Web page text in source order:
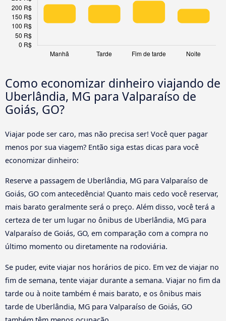
Como economizar dinheiro viajando de
Uberlândia, MG para Valparaíso de
Goiás, GO?
Viajar pode ser caro, mas não precisa ser! Você quer pagar
menos por sua viagem? Então siga estas dicas para você
economizar dinheiro:
Reserve a passagem de Uberlândia, MG para Valparaíso de
Goiás, GO com antecedência! Quanto mais cedo você reservar,
mais barato geralmente será o preço. Além disso, você terá a
certeza de ter um lugar no ônibus de Uberlândia, MG para
Valparaíso de Goiás, GO, em comparação com a compra no
último momento ou diretamente na rodoviária.
Se puder, evite viajar nos horários de pico. Em vez de viajar no
fim de semana, tente viajar durante a semana. Viajar no fim da
tarde ou à noite também é mais barato, e os ônibus mais
tarde de Uberlândia, MG para Valparaíso de Goiás, GO